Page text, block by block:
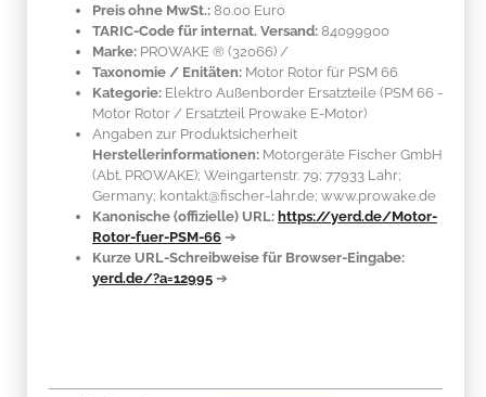
Preis ohne MwSt.: 80.00 Euro
TARIC-Code für internat. Versand: 84099900
Marke: PROWAKE ® (32066) /
Taxonomie / Enitäten: Motor Rotor für PSM 66
Kategorie: Elektro Außenborder Ersatzteile (PSM 66 -
Motor Rotor / Ersatzteil Prowake E-Motor)
Angaben zur Produktsicherheit
Herstellerinformationen: Motorgeräte Fischer GmbH
(Abt. PROWAKE); Weingartenstr. 79; 77933 Lahr;
Germany; kontakt@fischer-lahr.de; www.prowake.de
Kanonische (offizielle) URL: https://yerd.de/Motor-
Rotor-fuer-PSM-66 ➔
Kurze URL-Schreibweise für Browser-Eingabe:
yerd.de/?a=12995 ➔